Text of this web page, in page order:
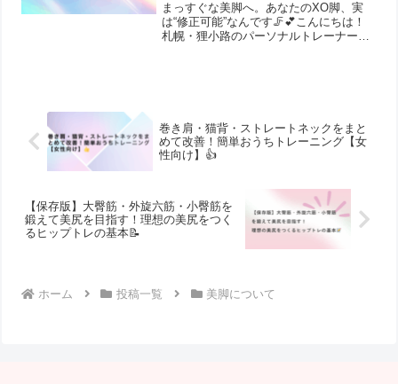
まっすぐな美脚へ。あなたのXO脚、実
は“修正可能”なんです🦵💕こんにちは！
札幌・狸小路のパーソナルトレーナー、
巻き肩・猫背・ストレートネックをまと
めて改善！簡単おうちトレーニング【女
性向け】👍
【保存版】大臀筋・外旋六筋・小臀筋を
鍛えて美尻を目指す！理想の美尻をつく
るヒップトレの基本📝
ホーム 投稿一覧 美脚について